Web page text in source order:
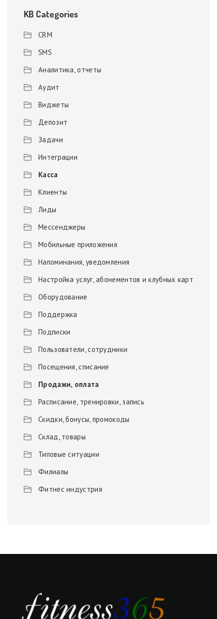
KB Categories
CRM
SMS
Аналитика, отчеты
Аудит
Виджеты
Депозит
Задачи
Интеграции
Касса
Клиенты
Лиды
Мессенджеры
Мобильные приложения
Напоминания, уведомления
Настройка услуг, абонементов и клубных карт
Оборудование
Поддержка
Подписки
Пользователи, сотрудники
Посещения, списание
Продажи, оплата
Расписание, тренировки, запись
Скидки, бонусы, промокоды
Склад, товары
Типовые ситуации
Филиалы
Фитнес индустрия